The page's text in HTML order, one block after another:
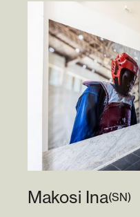
Makosi Ina(SN)